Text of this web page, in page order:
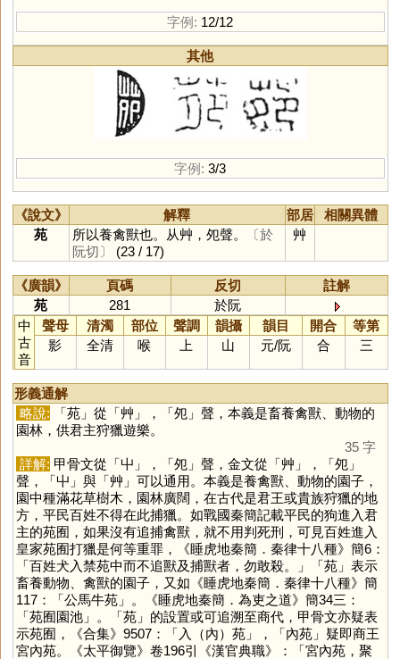
字例: 12/12
其他
字例: 3/3
《說文》 解釋 部居
相關異體
苑
所以養禽獸也。从艸，夗聲。
〔於
阮切〕
(23 / 17)
艸
《廣韻》 頁碼 反切
註解
苑
281
於阮
中
古
音
聲母 清濁 部位 聲調 韻攝 韻目 開合
等第
影
全清 喉 上 山 元/阮 合 三
形義通解
略說: 「苑」從「艸 」，「夗」聲，本義是畜養禽獸、動物的
園林，供君主狩獵遊樂。
35 字
詳解: 甲骨文從「屮 」，「夗」聲，金文從「艸 」，「夗」
聲，「屮 」與「艸 」可以通用。本義是養禽獸、動物的園子，
園中種滿花草樹木，園林廣闊，在古代是君王或貴族狩獵的地
方，平民百姓不得在此捕獵。如戰國秦簡記載平民的狗進入君
主的苑囿，如果沒有追捕禽獸，就不用判死刑，可見百姓進入
皇家苑囿打獵是何等重罪，《睡虎地秦簡．秦律十八種》簡6：
「百姓犬入禁苑中而不追獸及捕獸者，勿敢殺。」「苑」表示
畜養動物、禽獸的園子，又如《睡虎地秦簡．秦律十八種》簡
117：「公馬牛苑」。《睡虎地秦簡．為吏之道》簡34三：
「苑囿園池」。「苑」的設置或可追溯至商代，甲骨文亦疑表
示苑囿，《合集》9507：「入（內）苑」，「內苑」疑即商王
宮內苑。《太平御覽》卷196引《漢官典職》：「宮內苑，聚